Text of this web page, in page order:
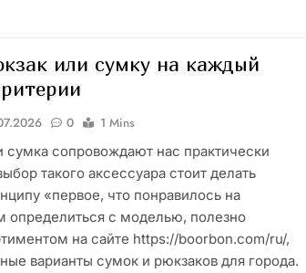
или сумку на каждый
0
1 Mins
сумка сопровождают нас практически
такого аксессуара стоит делать
«первое, что понравилось на
определиться с моделью, полезно
на сайте https://boorbon.com/ru/,
варианты сумок и рюкзаков для города.